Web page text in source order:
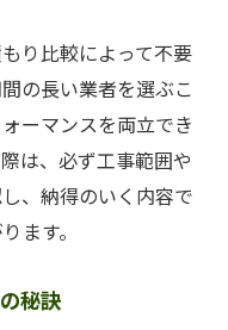
り比較によって不要
の長い業者を選ぶこ
ーマンスを両立でき
は、必ず工事範囲や
、納得のいく内容で
ます。
秘訣